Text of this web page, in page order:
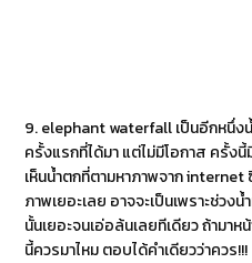
9. elephant waterfall เป็นอีกหนึ่ง
ครั้งแรกที่ได้มา แต่ไม่มีโอกาส ครั้ง
เห็นน้ำตกที่ตามหาภาพจาก
ภาพเยอะเลย อาจจะเป็นเพราะช่ว
นั้นเยอะจนเอ่อล้นเลยทีเดียว ถ้ามาห
นี้ควรมาไหม ตอบได้คำเดียวว่าควร!!!